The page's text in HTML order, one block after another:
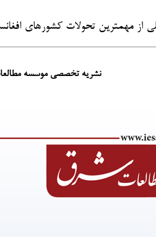
مهمترین تحولات کشورهای
نشریه تخصصی موسسه